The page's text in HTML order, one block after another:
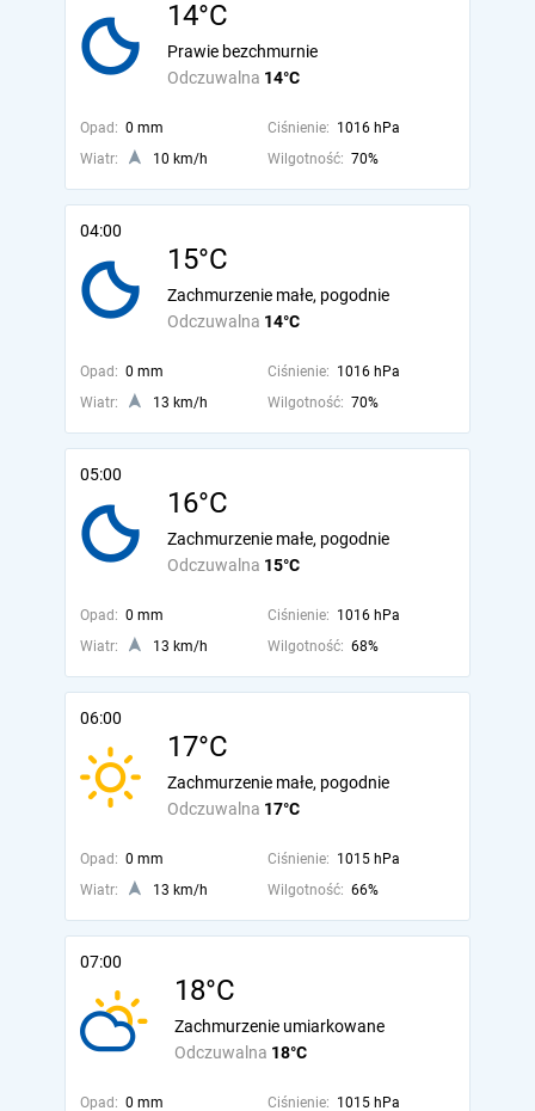
14°C
Odczuwalna 14°C
Prawie bezchmurnie
Opad: 0 mm Ciśnienie: 1016 hPa
Wiatr:
10 km/h Wilgotność: 70%
04:00
15°C
Odczuwalna 14°C
Zachmurzenie małe, pogodnie
Opad: 0 mm Ciśnienie: 1016 hPa
Wiatr:
13 km/h Wilgotność: 70%
05:00
16°C
Odczuwalna 15°C
Zachmurzenie małe, pogodnie
Opad: 0 mm Ciśnienie: 1016 hPa
Wiatr:
13 km/h Wilgotność: 68%
06:00
17°C
Odczuwalna 17°C
Zachmurzenie małe, pogodnie
Opad: 0 mm Ciśnienie: 1015 hPa
Wiatr:
13 km/h Wilgotność: 66%
07:00
18°C
Odczuwalna 18°C
Zachmurzenie umiarkowane
Opad: 0 mm Ciśnienie: 1015 hPa